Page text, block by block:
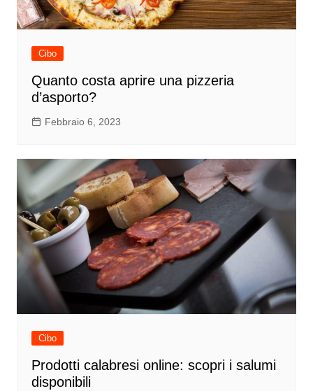
Cibo
Quanto costa aprire una pizzeria
d’asporto?
Febbraio 6, 2023
Cibo
Prodotti calabresi online: scopri i salumi
disponibili